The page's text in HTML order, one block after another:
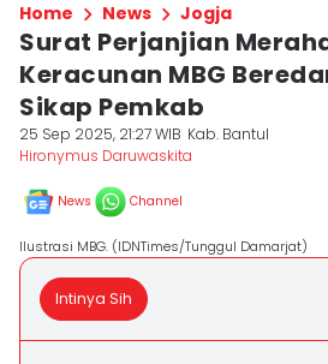
Home News Jogja
Surat Perjanjian
Keracunan MBG
Sikap Pemkab
25 Sep 2025, 21:27 WIB Kab. Bantul
Hironymus Daruwaskita
News Channel
Ilustrasi MBG. (IDNTimes/Tunggul Damarjat)
Intinya Sih